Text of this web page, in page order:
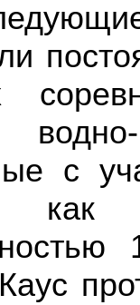
с
как